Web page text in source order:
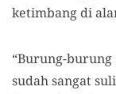
ketimbang di
“Burung-
sudah sangat